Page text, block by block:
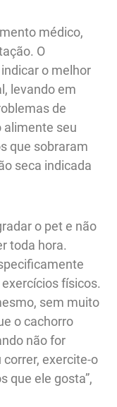
médico,
O
o melhor
levando em
de
alimente seu
que sobraram
seca indicada
o pet e não
toda hora.
físicos.
sem muito
o cachorro
não for
exercite-o
que ele gosta”,